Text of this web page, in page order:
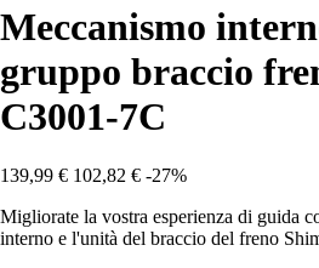
Meccanismo
gruppo braccio
C3001-7C
139,99 € 102,82 € -27%
Migliorate la vostra esperienza di guida
interno e l'unità del braccio del freno